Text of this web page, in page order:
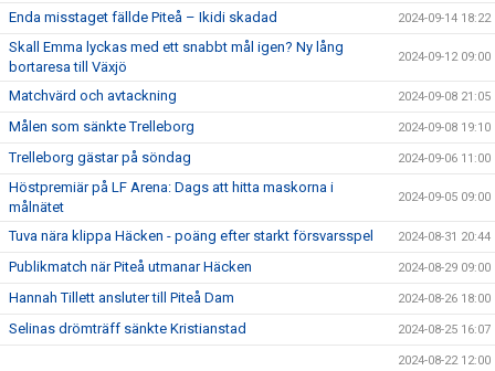
Enda misstaget fällde Piteå – Ikidi skadad 2024-09-14 18:22
Skall Emma lyckas med ett snabbt mål igen? Ny lång
bortaresa till Växjö
2024-09-12 09:00
Matchvärd och avtackning 2024-09-08 21:05
Målen som sänkte Trelleborg 2024-09-08 19:10
Trelleborg gästar på söndag 2024-09-06 11:00
Höstpremiär på LF Arena: Dags att hitta maskorna i
målnätet
2024-09-05 09:00
Tuva nära klippa Häcken - poäng efter starkt försvarsspel 2024-08-31 20:44
Publikmatch när Piteå utmanar Häcken 2024-08-29 09:00
Hannah Tillett ansluter till Piteå Dam 2024-08-26 18:00
Selinas drömträff sänkte Kristianstad 2024-08-25 16:07
2024-08-22 12:00